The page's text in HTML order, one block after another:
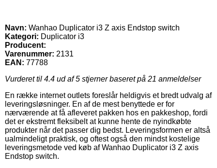
Navn: Wanhao Duplicator i3 Z axis Endstop switch
Kategori: Duplicator i3
Producent:
Varenummer: 2131
EAN: 77788
Vurderet til 4.4 ud af 5 stjerner baseret på 21 anmeldelser
En række internet outlets foreslår heldigvis et bredt udvalg af
leveringsløsninger. En af de mest benyttede er for
nærværende at få afleveret pakken hos en pakkeshop, fordi
det er ekstremt fleksibelt at kunne hente de nyindkøbte
produkter når det passer dig bedst. Leveringsformen er altså
ualmindeligt praktisk, og oftest også den mindst kostelige
leveringsmetode ved køb af Wanhao Duplicator i3 Z axis
Endstop switch.